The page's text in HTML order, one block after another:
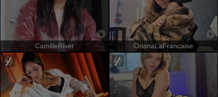
CamilleRiver OrianaLaFrancaise